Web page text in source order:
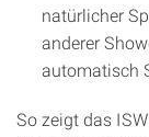
natürlicher
anderer
automatisch
So zeigt das